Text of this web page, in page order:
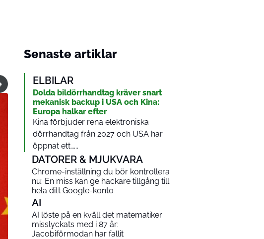
Senaste artiklar
ELBILAR
Dolda bildörrhandtag kräver snart
mekanisk backup i USA och Kina:
Europa halkar efter
Kina förbjuder rena elektroniska
dörrhandtag från 2027 och USA har
öppnat ett…...
DATORER & MJUKVARA
Chrome-inställning du bör kontrollera
nu: En miss kan ge hackare tillgång till
hela ditt Google-konto
AI
AI löste på en kväll det matematiker
misslyckats med i 87 år:
Jacobiförmodan har fallit